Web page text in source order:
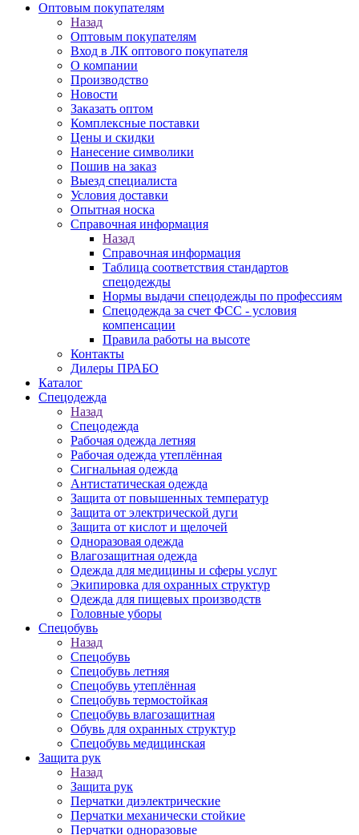
Оптовым покупателям
Назад
Оптовым покупателям
Вход в ЛК оптового покупателя
О компании
Производство
Новости
Заказать оптом
Комплексные поставки
Цены и скидки
Нанесение символики
Пошив на заказ
Выезд специалиста
Условия доставки
Опытная носка
Справочная информация
Назад
Справочная информация
Таблица соответствия стандартов
спецодежды
Нормы выдачи спецодежды по профессиям
Спецодежда за счет ФСС - условия
компенсации
Правила работы на высоте
Контакты
Дилеры ПРАБО
Каталог
Спецодежда
Назад
Спецодежда
Рабочая одежда летняя
Рабочая одежда утеплённая
Сигнальная одежда
Антистатическая одежда
Защита от повышенных температур
Защита от электрической дуги
Защита от кислот и щелочей
Одноразовая одежда
Влагозащитная одежда
Одежда для медицины и сферы услуг
Экипировка для охранных структур
Одежда для пищевых производств
Головные уборы
Спецобувь
Назад
Спецобувь
Спецобувь летняя
Спецобувь утеплённая
Спецобувь термостойкая
Спецобувь влагозащитная
Обувь для охранных структур
Спецобувь медицинская
Защита рук
Назад
Защита рук
Перчатки диэлектрические
Перчатки механически стойкие
Перчатки одноразовые